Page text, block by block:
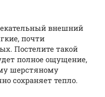
внешний
почти
Постелите такой
полное ощущение,
шерстяному
сохраняет тепло.